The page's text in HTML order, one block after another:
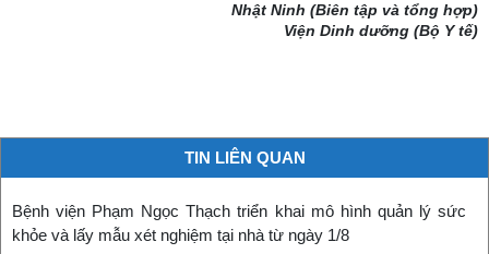
Nhật Ninh (Biên tập và tổng hợp)
Viện Dinh dưỡng (Bộ Y tế)
TIN LIÊN QUAN
Bệnh viện Phạm Ngọc Thạch triển khai mô hình quản lý sức
khỏe và lấy mẫu xét nghiệm tại nhà từ ngày 1/8